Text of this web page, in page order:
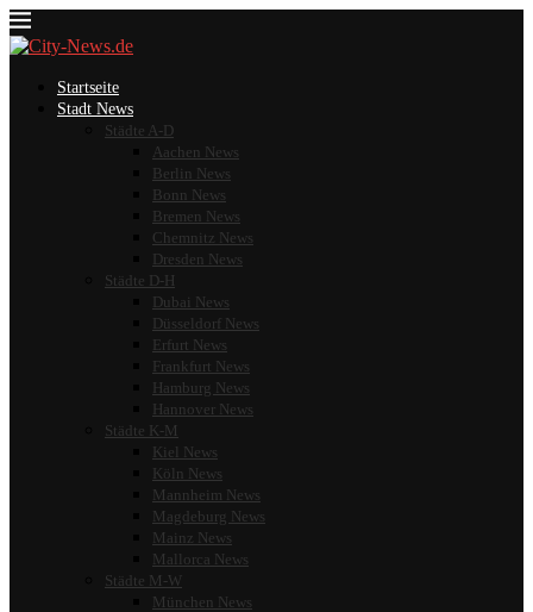
Startseite
Stadt News
Städte A-D
Aachen News
Berlin News
Bonn News
Bremen News
Chemnitz News
Dresden News
Städte D-H
Dubai News
Düsseldorf News
Erfurt News
Frankfurt News
Hamburg News
Hannover News
Städte K-M
Kiel News
Köln News
Mannheim News
Magdeburg News
Mainz News
Mallorca News
Städte M-W
München News